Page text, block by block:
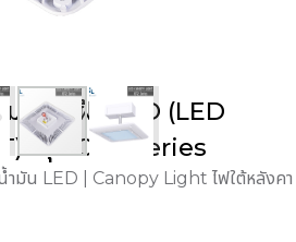
มไฟฝังฝ้า LED (LED
: รุ่น CP2 Series
ำมัน LED | Canopy Light ไฟใต้หลังคา